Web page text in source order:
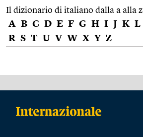
Il dizionario di italiano dalla a alla z
A B C D E F G H I J K L
R S T U V W X Y Z